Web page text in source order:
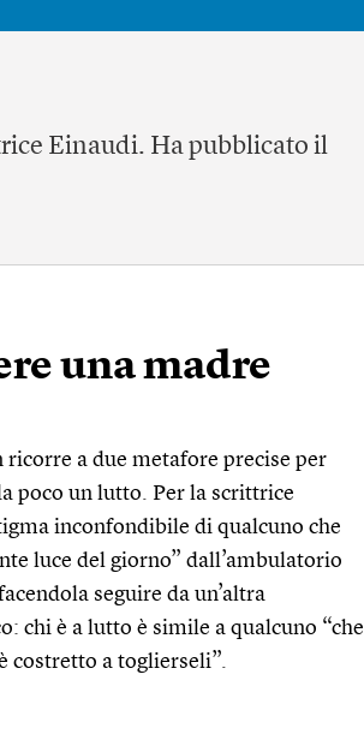
Einaudi. Ha pubblicato il
una madre
ricorre a due metafore precise per
poco un lutto. Per la scrittrice
inconfondibile di qualcuno che
luce del giorno” dall’ambulatorio
seguire da un’altra
chi è a lutto è simile a qualcuno “che
costretto a toglierseli”.